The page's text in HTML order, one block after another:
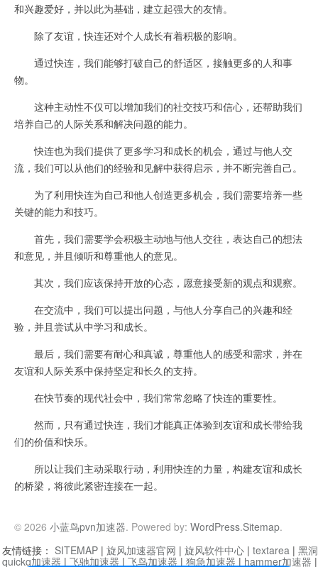
和兴趣爱好，并以此为基础，建立起强大的友情。
除了友谊，快连还对个人成长有着积极的影响。
通过快连，我们能够打破自己的舒适区，接触更多的人和事
物。
这种主动性不仅可以增加我们的社交技巧和信心，还帮助我们
培养自己的人际关系和解决问题的能力。
快连也为我们提供了更多学习和成长的机会，通过与他人交
流，我们可以从他们的经验和见解中获得启示，并不断完善自己。
为了利用快连为自己和他人创造更多机会，我们需要培养一些
关键的能力和技巧。
首先，我们需要学会积极主动地与他人交往，表达自己的想法
和意见，并且倾听和尊重他人的意见。
其次，我们应该保持开放的心态，愿意接受新的观点和观察。
在交流中，我们可以提出问题，与他人分享自己的兴趣和经
验，并且尝试从中学习和成长。
最后，我们需要有耐心和真诚，尊重他人的感受和需求，并在
友谊和人际关系中保持坚定和长久的支持。
在快节奏的现代社会中，我们常常忽略了快连的重要性。
然而，只有通过快连，我们才能真正体验到友谊和成长带给我
们的价值和快乐。
所以让我们主动采取行动，利用快连的力量，构建友谊和成长
的桥梁，将彼此紧密连接在一起。
© 2026 小蓝鸟pvn加速器. Powered by: WordPress.Sitemap.
友情链接： SITEMAP | 旋风加速器官网 | 旋风软件中心 | textarea | 黑
quickq加速器 | 飞驰加速器 | 飞鸟加速器 | 狗急加速器 | hammer加速器